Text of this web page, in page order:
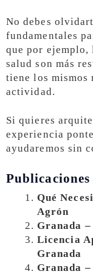
No debes
fundamentales
que por ejemplo,
salud son más
tiene los mismos
actividad.
Si quieres
experiencia
ayudaremos sin
Qué
Agrón
Granada
Licencia
Granada
Granada